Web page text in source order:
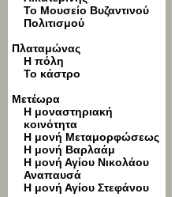
Το Μουσείο Βυζαντινού
Πολιτισμού
Πλαταμώνας
Η πόλη
Το κάστρο
Μετέωρα
Η μοναστηριακή
κοινότητα
Η μονή Μεταμορφώσεως
Η μονή Βαρλαάμ
Η μονή Αγίου Νικολάου
Αναπαυσά
Η μονή Αγίου Στεφάνου